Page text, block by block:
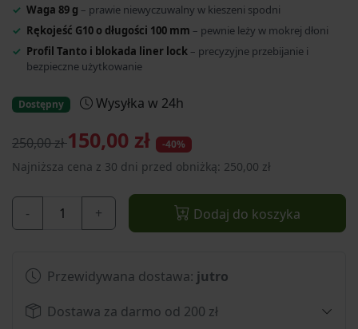
Waga 89 g – prawie niewyczuwalny w kieszeni spodni
Rękojeść G10 o długości 100 mm – pewnie leży w mokrej dłoni
Profil Tanto i blokada liner lock – precyzyjne przebijanie i
bezpieczne użytkowanie
Dostępny Wysyłka w 24h
250,00 zł150,00 zł -40%
Najniższa cena z 30 dni przed obniżką: 250,00 zł
- + Dodaj do koszyka
Przewidywana dostawa: jutro
Dostawa za darmo od 200 zł